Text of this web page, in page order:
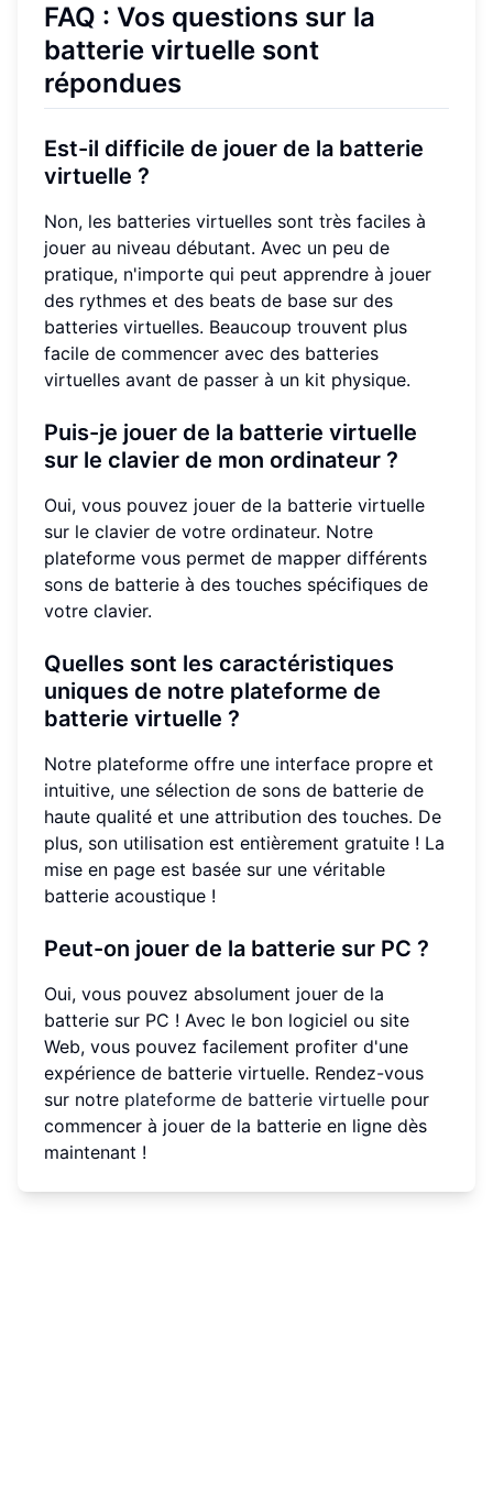
FAQ : Vos questions sur la
batterie virtuelle sont
répondues
Est-il difficile de jouer de la batterie
virtuelle ?
Non, les batteries virtuelles sont très faciles à
jouer au niveau débutant. Avec un peu de
pratique, n'importe qui peut apprendre à jouer
des rythmes et des beats de base sur des
batteries virtuelles. Beaucoup trouvent plus
facile de commencer avec des batteries
virtuelles avant de passer à un kit physique.
Puis-je jouer de la batterie virtuelle
sur le clavier de mon ordinateur ?
Oui, vous pouvez jouer de la batterie virtuelle
sur le clavier de votre ordinateur. Notre
plateforme vous permet de mapper différents
sons de batterie à des touches spécifiques de
votre clavier.
Quelles sont les caractéristiques
uniques de notre plateforme de
batterie virtuelle ?
Notre plateforme offre une interface propre et
intuitive, une sélection de sons de batterie de
haute qualité et une attribution des touches. De
plus, son utilisation est entièrement gratuite ! La
mise en page est basée sur une véritable
batterie acoustique !
Peut-on jouer de la batterie sur PC ?
Oui, vous pouvez absolument jouer de la
batterie sur PC ! Avec le bon logiciel ou site
Web, vous pouvez facilement profiter d'une
expérience de batterie virtuelle. Rendez-vous
sur notre plateforme de batterie virtuelle pour
commencer à jouer de la batterie en ligne dès
maintenant !